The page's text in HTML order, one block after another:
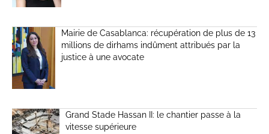
Mairie de Casablanca: récupération de plus de 13
millions de dirhams indûment attribués par la
justice à une avocate
Grand Stade Hassan II: le chantier passe à la
vitesse supérieure